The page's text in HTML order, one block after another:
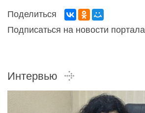
Поделиться
Подписаться на новости портала
Интервью